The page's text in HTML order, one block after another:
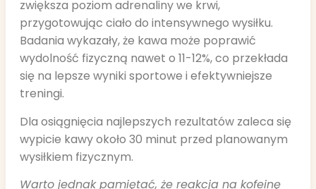
zwiększa poziom adrenaliny we krwi,
przygotowując ciało do intensywnego wysiłku.
Badania wykazały, że kawa może poprawić
wydolność fizyczną nawet o 11-12%, co przekłada
się na lepsze wyniki sportowe i efektywniejsze
treningi.
Dla osiągnięcia najlepszych rezultatów zaleca się
wypicie kawy około 30 minut przed planowanym
wysiłkiem fizycznym.
Warto jednak pamiętać, że reakcja na kofeinę